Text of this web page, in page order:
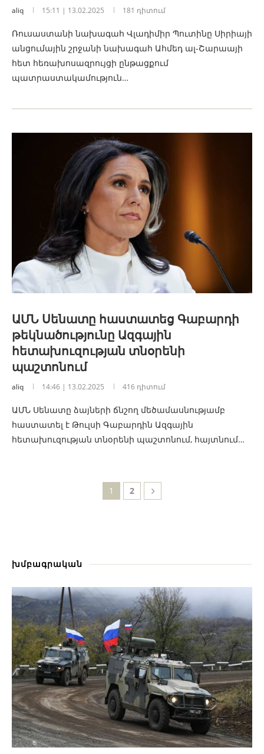
aliq 15:11 | 13.02.2025 181 դիտում
Ռուսաստանի նախագահ Վլադիմիր Պուտինը Սիրիայի
անցումային շրջանի նախագահ Ահմեդ ալ-Շարաայի
հետ հեռախոսազրույցի ընթացքում
պատրաստակամություն…
ԱՄՆ Սենատը հաստատեց Գաբարդի
թեկնածությունը Ազգային
հետախուզության տնօրենի
պաշտոնում
aliq 14:46 | 13.02.2025 416 դիտում
ԱՄՆ Սենատը ձայների ճնշող մեծամասնությամբ
հաստատել է Թուլսի Գաբարդին Ազգային
հետախուզության տնօրենի պաշտոնում, հայտնում…
1 2
խմբագրական